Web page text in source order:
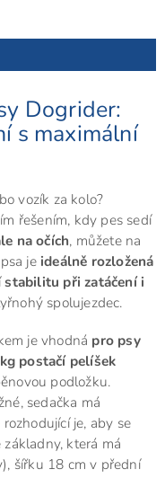
Dogrider:
s maximální
vozík za kolo?
řešením, kdy pes sedí
na očích, můžete na
je ideálně rozložená
stabilitu při zatáčení i
spolujezdec.
je vhodná pro psy
postačí pelíšek
podložku.
sedačka má
je, aby se
která má
šířku 18 cm v přední